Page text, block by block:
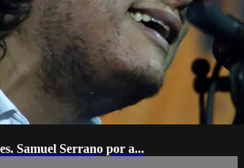
Samuel Serrano por a...